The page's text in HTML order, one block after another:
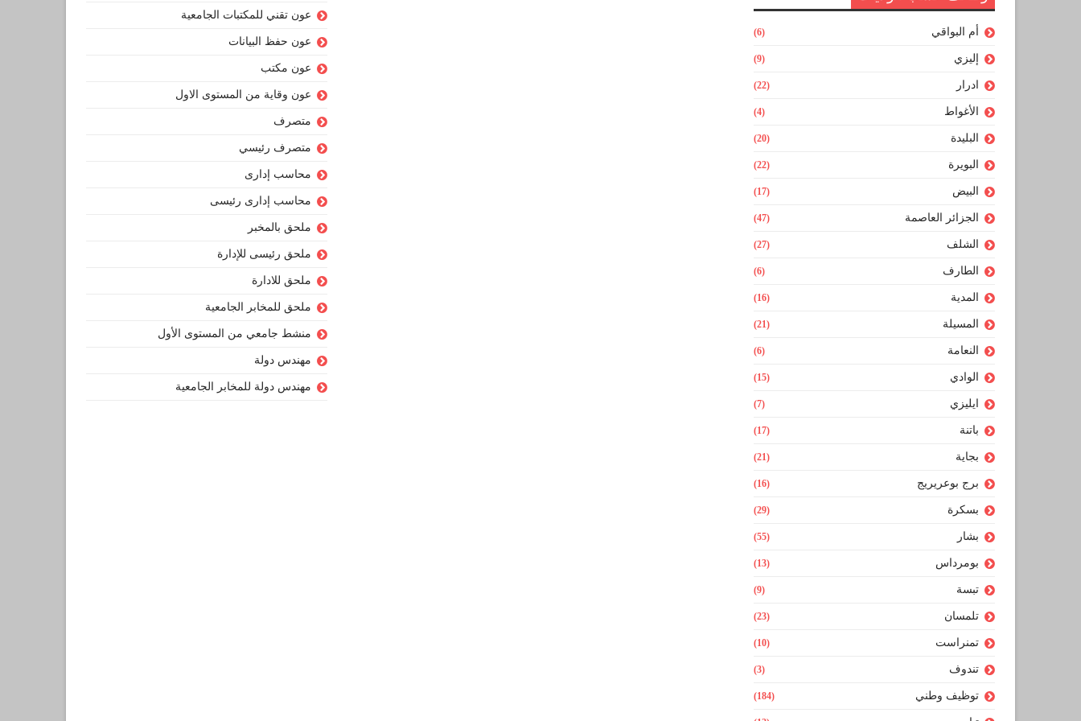
أم البواقي (6)
إليزي (9)
ادرار (22)
الأغواط (4)
البليدة (20)
البويرة (22)
البيض (17)
الجزائر العاصمة (47)
الشلف (27)
الطارف (6)
المدية (16)
المسيلة (21)
النعامة (6)
الوادي (15)
ايليزي (7)
باتنة (17)
بجاية (21)
برج بوعريريج (16)
بسكرة (29)
بشار (55)
بومرداس (13)
تبسة (9)
تلمسان (23)
تمنراست (10)
تندوف (3)
توظيف وطني (184)
عون تقني للمكتبات الجامعية
عون حفظ البيانات
عون مكتب
عون وقاية من المستوى الاول
متصرف
متصرف رئيسي
محاسب إدارى
محاسب إدارى رئيسى
ملحق بالمخبر
ملحق رئيسى للإدارة
ملحق للادارة
ملحق للمخابر الجامعية
منشط جامعي من المستوى الأول
مهندس دولة
مهندس دولة للمخابر الجامعية